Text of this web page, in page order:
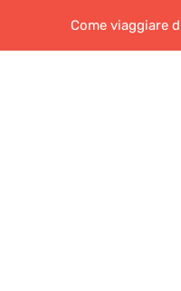
Come viaggiare